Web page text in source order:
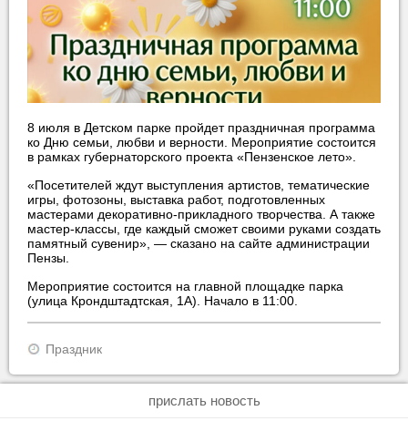
8 июля в Детском парке пройдет праздничная программа
ко Дню семьи, любви и верности. Мероприятие состоится
в рамках губернаторского проекта «Пензенское лето».
«Посетителей ждут выступления артистов, тематические
игры, фотозоны, выставка работ, подготовленных
мастерами декоративно-прикладного творчества. А также
мастер-классы, где каждый сможет своими руками создать
памятный сувенир», — сказано на сайте администрации
Пензы.
Мероприятие состоится на главной площадке парка
(улица Крондштадтская, 1А). Начало в 11:00.
Праздник
прислать новость